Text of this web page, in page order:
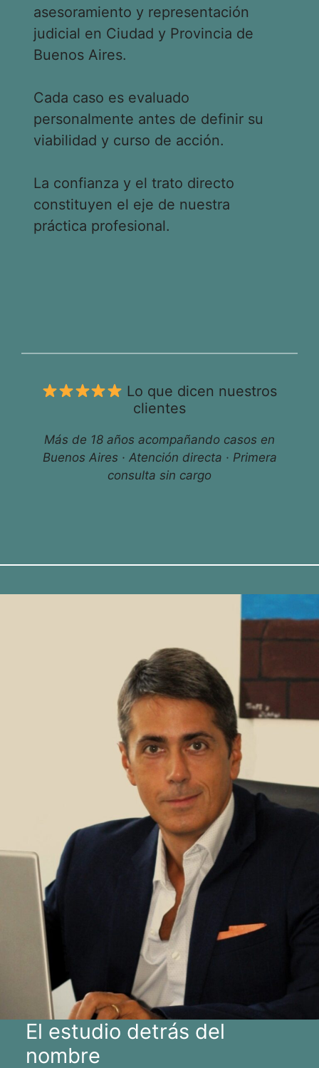
asesoramiento y representación
judicial en Ciudad y Provincia de
Buenos Aires.
Cada caso es evaluado
personalmente antes de definir su
viabilidad y curso de acción.
La confianza y el trato directo
constituyen el eje de nuestra
práctica profesional.
Lo que dicen nuestros
clientes
Más de 18 años acompañando casos en
Buenos Aires · Atención directa · Primera
consulta sin cargo
El estudio detrás del
nombre